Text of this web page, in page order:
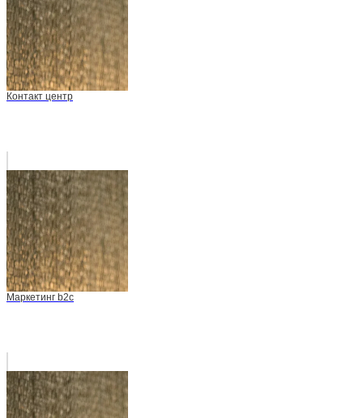
Контакт центр
Маркетинг b2c